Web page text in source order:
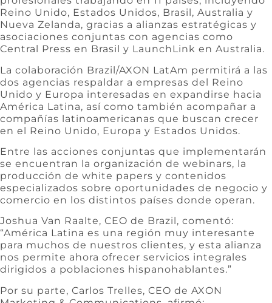
Reino Unido, Estados Unidos, Brasil, Australia y
Nueva Zelanda, gracias a alianzas estratégicas y
asociaciones conjuntas con agencias como
Central Press en Brasil y LaunchLink en Australia.
La colaboración Brazil/AXON LatAm permitirá a las
dos agencias respaldar a empresas del Reino
Unido y Europa interesadas en expandirse hacia
América Latina, así como también acompañar a
compañías latinoamericanas que buscan crecer
en el Reino Unido, Europa y Estados Unidos.
Entre las acciones conjuntas que implementarán
se encuentran la organización de webinars, la
producción de white papers y contenidos
especializados sobre oportunidades de negocio y
comercio en los distintos países donde operan.
Joshua Van Raalte, CEO de Brazil, comentó:
“América Latina es una región muy interesante
para muchos de nuestros clientes, y esta alianza
nos permite ahora ofrecer servicios integrales
dirigidos a poblaciones hispanohablantes.”
Por su parte, Carlos Trelles, CEO de AXON